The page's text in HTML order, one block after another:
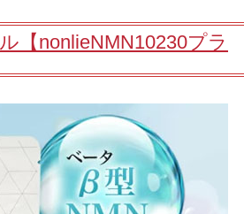
【nonlieNMN10230プラ